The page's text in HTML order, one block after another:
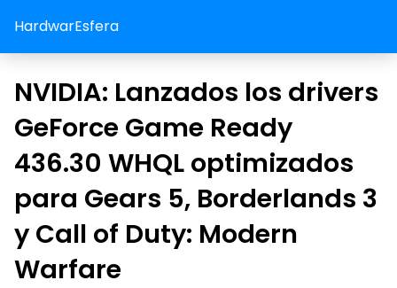
HardwarEsfera
NVIDIA: Lanzados los drivers
GeForce Game Ready
436.30 WHQL optimizados
para Gears 5, Borderlands 3
y Call of Duty: Modern
Warfare